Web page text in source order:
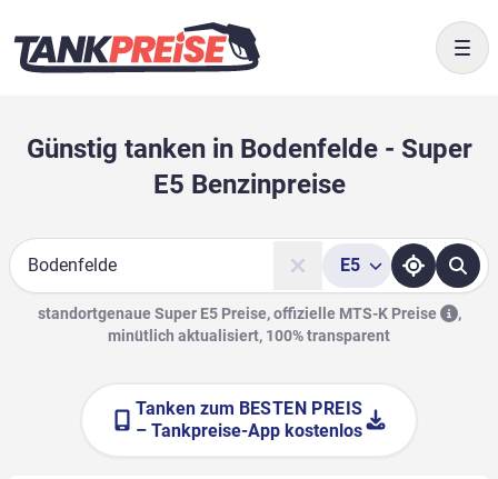
Günstig tanken in Bodenfelde - Super
E5 Benzinpreise
Suche
E5
standortgenaue Super E5 Preise, offizielle MTS-K Preise
,
minütlich aktualisiert, 100% transparent
Tanken zum BESTEN PREIS
– Tankpreise-App kostenlos